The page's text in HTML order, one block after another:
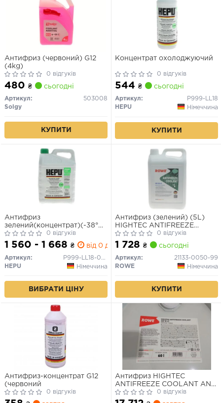
Антифриз (червоний) G12
(4kg)
0 відгуків
480 ₴ сьогодні
Артикул:
503008
Solgy
КУПИТИ
Концентрат охолоджуючий
0 відгуків
544 ₴ сьогодні
Артикул:
P999-LL18
HEPU
Німеччина
КУПИТИ
Антифриз
зелений(концентрат)(-38°C)
5л. LC-18
0 відгуків
1 560 - 1 668 ₴ від 0 дн.
Артикул:
P999-LL18-005
HEPU
Німеччина
ВИБРАТИ ЦІНУ
Антифриз (зелений) (5L)
HIGHTEC ANTIFREEZE
COOLANT AN 18 LC
(1:1=-37°C) (концентрат)
0 відгуків
1 728 ₴ сьогодні
Артикул:
21133-0050-99
ROWE
Німеччина
КУПИТИ
Антифриз-концентрат G12
(червоний
0 відгуків
Антифриз HIGHTEC
ANTIFREEZE COOLANT AN
18 LC (60 L)
0 відгуків